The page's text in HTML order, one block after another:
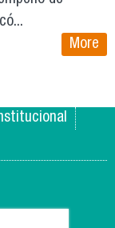
More